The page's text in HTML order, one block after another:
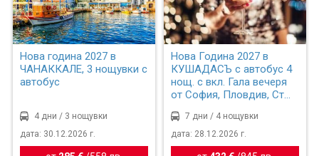
Нова година 2027 в
ЧАНАККАЛЕ, 3 нощувки с
автобус
4 дни / 3 нощувки
дата: 30.12.2026 г.
Нова Година 2027 в
КУШАДАСЪ с автобус 4
нощ. с вкл. Гала вечеря
от София, Пловдив, Ст...
7 дни / 4 нощувки
дата: 28.12.2026 г.